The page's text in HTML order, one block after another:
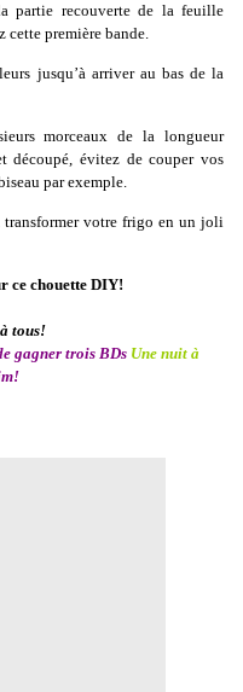
partie recouverte de la feuille
cette première bande.
jusqu’à arriver au bas de la
morceaux de la longueur
découpé, évitez de couper vos
par exemple.
votre frigo en un joli
ce chouette DIY!
tous!
gagner trois BDs Une nuit à